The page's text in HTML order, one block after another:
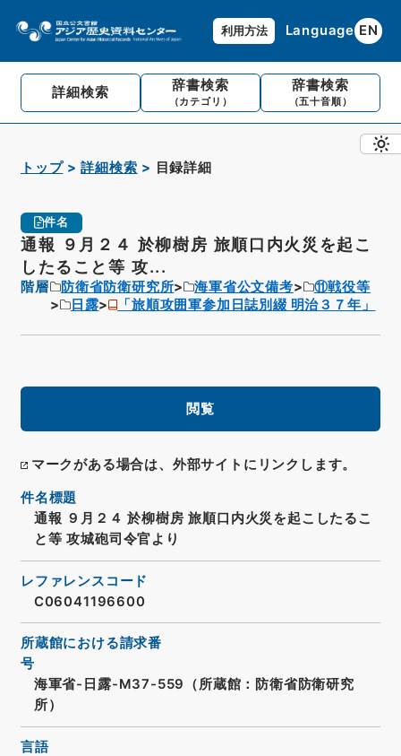
利用方法 Language EN
詳細検索 辞書検索
（カテゴリ）
辞書検索
（五十音順）
トップ 詳細検索 目録詳細
件名
通報 ９月２４ 於柳樹房 旅順口内火災を起こ
したること等 攻...
階層 防衛省防衛研究所 海軍省公文備考
⑪戦役等
日露
「旅順攻囲軍参加日誌別綴 明治３７年」
閲覧
マークがある場合は、外部サイトにリンクします。
件名標題
通報 ９月２４ 於柳樹房 旅順口内火災を起こしたるこ
と等 攻城砲司令官より
レファレンスコード
C06041196600
所蔵館における請求番
号
海軍省-日露-M37-559（所蔵館：防衛省防衛研究
所）
言語